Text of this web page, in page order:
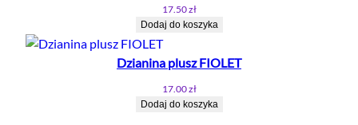
17.50zł
Dodaj do koszyka
Dzianina plusz FIOLET
17.00zł
Dodaj do koszyka